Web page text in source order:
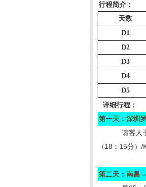
行程简介：
天数
D1
D2
D3
D4
D5
详细行程：
第一天：深圳
请客人
（18：15分）
第二天：南昌